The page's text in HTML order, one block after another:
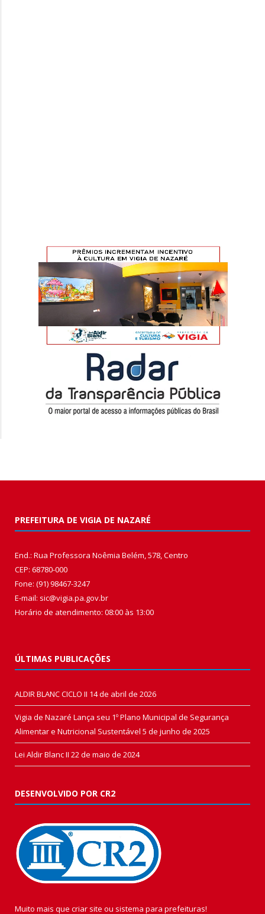
PREFEITURA DE VIGIA DE NAZARÉ
End.: Rua Professora Noêmia Belém, 578, Centro
CEP: 68780-000
Fone: (91) 98467-3247
E-mail: sic@vigia.pa.gov.br
Horário de atendimento: 08:00 às 13:00
ÚLTIMAS PUBLICAÇÕES
ALDIR BLANC CICLO II 14 de abril de 2026
Vigia de Nazaré Lança seu 1º Plano Municipal de Segurança
Alimentar e Nutricional Sustentável 5 de junho de 2025
Lei Aldir Blanc II 22 de maio de 2024
DESENVOLVIDO POR CR2
Muito mais que criar site ou sistema para prefeituras!